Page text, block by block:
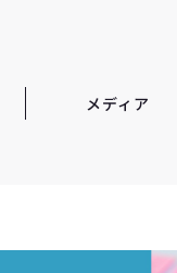
メディア